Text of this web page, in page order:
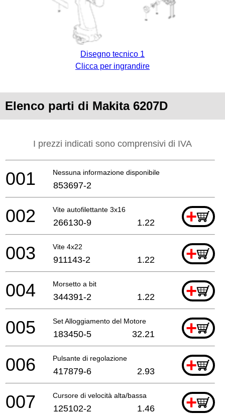
Disegno tecnico 1
Clicca per ingrandire
Elenco parti di Makita 6207D
I prezzi indicati sono comprensivi di IVA
Nessuna informazione disponibile, non ordinabile
001 853697-2
Vite autofilettante 3x16 +
002 266130-9 1.22
Vite 4x22 +
003 911143-2 1.22
Morsetto a bit +
004 344391-2 1.22
Set Alloggiamento del Motore +
005 183450-5 32.21
Pulsante di regolazione +
006 417879-6 2.93
Cursore di velocità alta/bassa +
007 125102-2 1.46